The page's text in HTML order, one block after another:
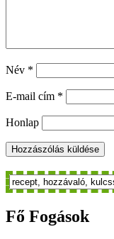
Név *
E-mail cím *
Honlap
Fő Fogások